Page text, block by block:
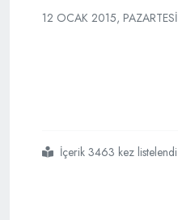
12 OCAK 2015, PAZARTESI
#new
#yorkta
#dua
#mitingiİçerik 3463 kez listelendi